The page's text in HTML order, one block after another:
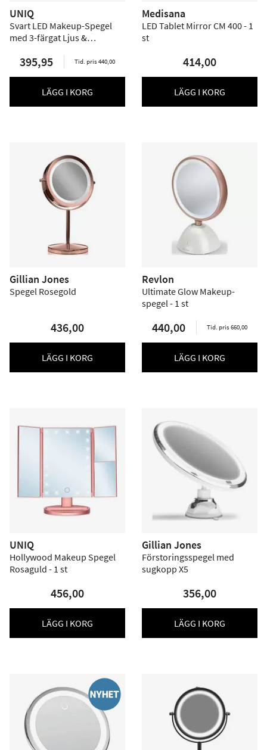
UNIQ
Svart LED Makeup-Spegel
med 3-färgat Ljus &
395,95 Tid. pris 440,00
LÄGG I KORG
Medisana
LED Tablet Mirror CM 400 - 1
st
414,00
LÄGG I KORG
Gillian Jones
Spegel Rosegold
436,00
LÄGG I KORG
Revlon
Ultimate Glow Makeup-
spegel - 1 st
440,00 Tid. pris 660,00
LÄGG I KORG
UNIQ
Hollywood Makeup Spegel
Rosaguld - 1 st
456,00
LÄGG I KORG
Gillian Jones
Förstoringsspegel med
sugkopp X5
356,00
LÄGG I KORG